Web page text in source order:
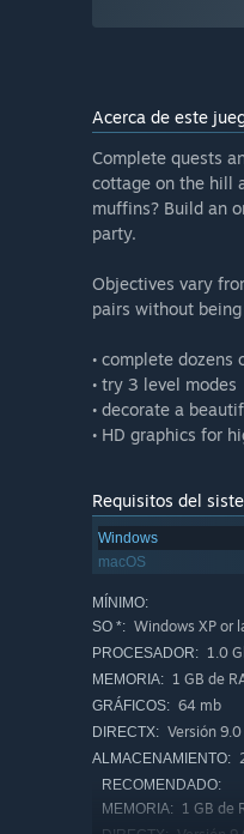
Acerca de este
Complete quests
cottage on the hill
muffins? Build an
party.
Objectives vary
pairs without
• complete dozens
• try 3 level modes
• decorate a
• HD graphics for
Requisitos del
Windows
macOS
MÍNIMO:
SO *: Windows XP or
PROCESADOR: 1.0
MEMORIA: 1 GB de
GRÁFICOS: 64 mb
DIRECTX: Versión 9.0
ALMACENAMIENTO:
RECOMENDADO:
MEMORIA:
1 GB de